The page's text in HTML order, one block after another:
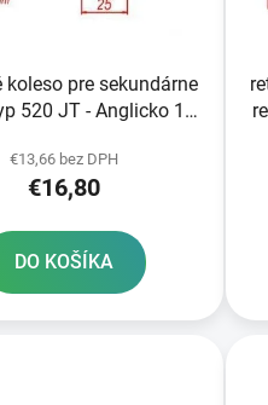
koleso pre sekundárne
520 JT - Anglicko 13
€13,66 bez DPH
€16,80
DO KOŠÍKA